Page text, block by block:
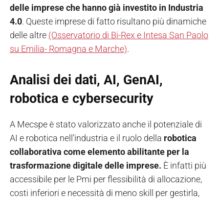
delle imprese che hanno già investito in Industria
4.0. Queste imprese di fatto risultano più dinamiche
delle altre (Osservatorio di Bi-Rex e Intesa San Paolo
su Emilia- Romagna e Marche).
Analisi dei dati, AI, GenAI,
robotica e cybersecurity
A Mecspe è stato valorizzato anche il potenziale di
AI e robotica nell’industria e il ruolo della robotica
collaborativa come elemento abilitante per la
trasformazione digitale delle imprese. È infatti più
accessibile per le Pmi per flessibilità di allocazione,
costi inferiori e necessità di meno skill per gestirla,